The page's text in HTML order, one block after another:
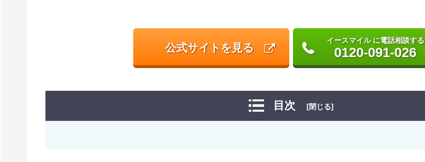
公式サイトを見る
イースマイル に電話相談する
0120-091-026
目次 [閉じる]